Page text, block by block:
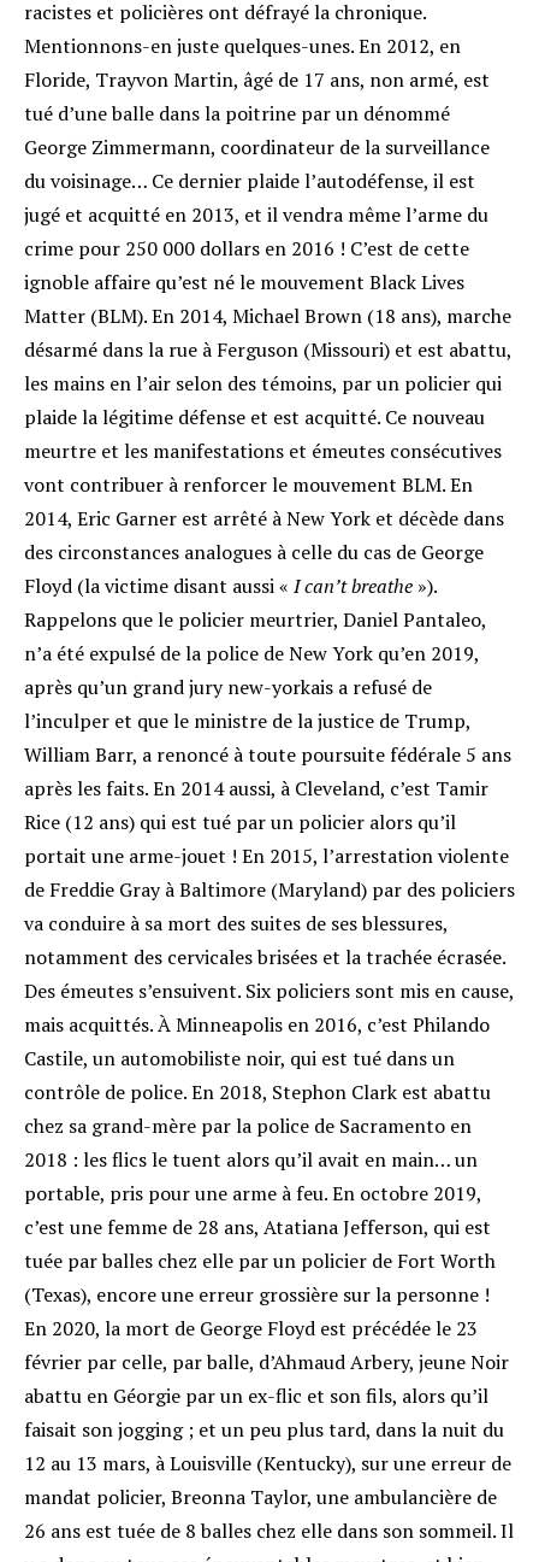
racistes et policières ont défrayé la chronique.
Mentionnons-en juste quelques-unes. En 2012, en
Floride, Trayvon Martin, âgé de 17 ans, non armé, est
tué d’une balle dans la poitrine par un dénommé
George Zimmermann, coordinateur de la surveillance
du voisinage… Ce dernier plaide l’autodéfense, il est
jugé et acquitté en 2013, et il vendra même l’arme du
crime pour 250 000 dollars en 2016 ! C’est de cette
ignoble affaire qu’est né le mouvement Black Lives
Matter (BLM). En 2014, Michael Brown (18 ans), marche
désarmé dans la rue à Ferguson (Missouri) et est abattu,
les mains en l’air selon des témoins, par un policier qui
plaide la légitime défense et est acquitté. Ce nouveau
meurtre et les manifestations et émeutes consécutives
vont contribuer à renforcer le mouvement BLM. En
2014, Eric Garner est arrêté à New York et décède dans
des circonstances analogues à celle du cas de George
Floyd (la victime disant aussi « I can’t breathe »).
Rappelons que le policier meurtrier, Daniel Pantaleo,
n’a été expulsé de la police de New York qu’en 2019,
après qu’un grand jury new-yorkais a refusé de
l’inculper et que le ministre de la justice de Trump,
William Barr, a renoncé à toute poursuite fédérale 5 ans
après les faits.En 2014 aussi, à Cleveland, c’est Tamir
Rice (12 ans) qui est tué par un policier alors qu’il
portait une arme-jouet ! En 2015, l’arrestation violente
de Freddie Gray à Baltimore (Maryland) par des policiers
va conduire à sa mort des suites de ses blessures,
notamment des cervicales brisées et la trachée écrasée.
Des émeutes s’ensuivent. Six policiers sont mis en cause,
mais acquittés. À Minneapolis en 2016, c’est Philando
Castile, un automobiliste noir, qui est tué dans un
contrôle de police. En 2018, Stephon Clark est abattu
chez sa grand-mère par la police de Sacramento en
2018 : les flics le tuent alors qu’il avait en main… un
portable, pris pour une arme à feu. En octobre 2019,
c’est une femme de 28 ans, Atatiana Jefferson, qui est
tuée par balles chez elle par un policier de Fort Worth
(Texas), encore une erreur grossière sur la personne !
En 2020, la mort de George Floyd est précédée le 23
février par celle, par balle, d’Ahmaud Arbery, jeune Noir
abattu en Géorgie par un ex-flic et son fils, alors qu’il
faisait son jogging; et un peu plus tard, dans la nuit du
12 au 13 mars, à Louisville (Kentucky), sur une erreur de
mandat policier, Breonna Taylor, une ambulancière de
26 ans est tuée de 8 balles chez elle dans son sommeil. Il